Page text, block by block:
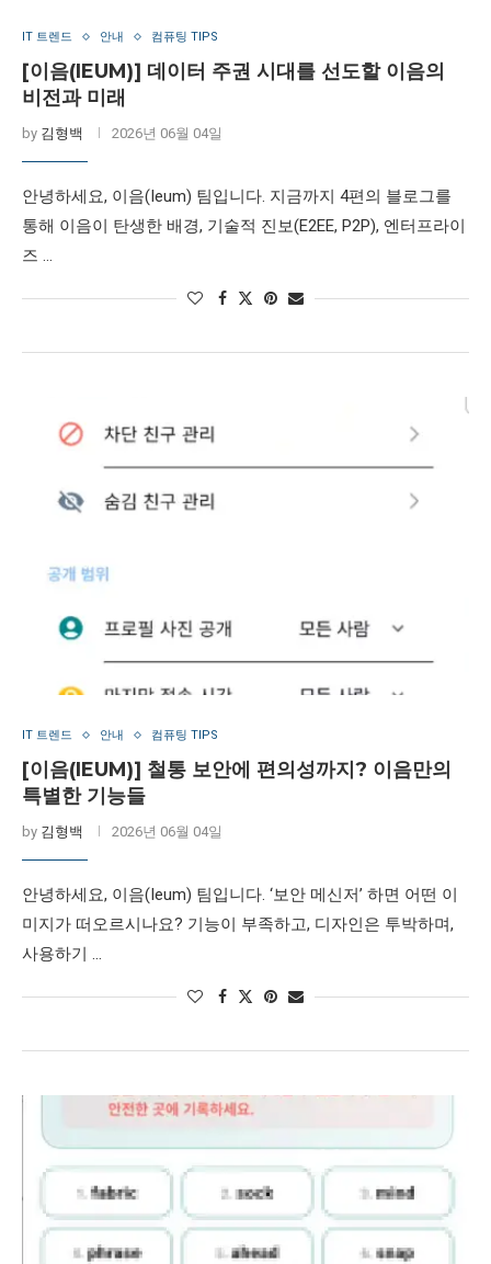
IT 트렌드 안내 컴퓨팅 TIPS
[이음(IEUM)] 데이터 주권 시대를 선도할 이음의
비전과 미래
by 김형백 2026년 06월 04일
안녕하세요, 이음(Ieum) 팀입니다. 지금까지 4편의 블로그를
통해 이음이 탄생한 배경, 기술적 진보(E2EE, P2P), 엔터프라이
즈 …
IT 트렌드 안내 컴퓨팅 TIPS
[이음(IEUM)] 철통 보안에 편의성까지? 이음만의
특별한 기능들
by 김형백 2026년 06월 04일
안녕하세요, 이음(Ieum) 팀입니다. ‘보안 메신저’ 하면 어떤 이
미지가 떠오르시나요? 기능이 부족하고, 디자인은 투박하며,
사용하기 …